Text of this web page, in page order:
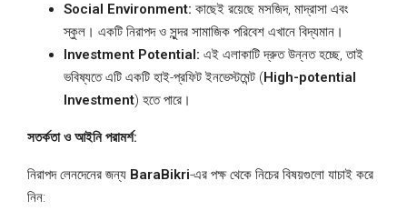
Social Environment: কাছেই রয়েছে মসজিদ, মাদ্রাসা এবং
স্কুল। একটি নিরাপদ ও সুন্দর সামাজিক পরিবেশ এখানে বিদ্যমান।
Investment Potential: এই এলাকাটি দ্রুত উন্নত হচ্ছে, তাই
ভবিষ্যতে এটি একটি হাই-প্রফিট ইনভেস্টমেন্ট (High-potential
Investment) হতে পারে।
সতর্কতা ও আইনি পরামর্শ:
নিরাপদ লেনদেনের জন্য BaraBikri-এর পক্ষ থেকে নিচের বিষয়গুলো যাচাই করে
নিন: